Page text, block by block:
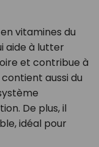
vitamines du
aide à lutter
et contribue à
aussi du
De plus, il
idéal pour